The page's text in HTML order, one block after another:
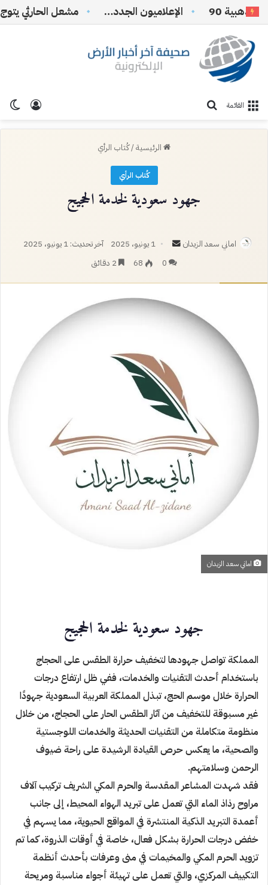
90 الإعلاميون الجدد…
تسجيل القائمة
الرئيسية/كُتاب الرأي
كُتاب الرأي
جهود سعودية لخدمة الحجيج
اماني سعد الزيدان
أرسل
بريدا
1 يونيو، 2025
آخر تحديث: 1 يونيو، 2025
0
68
اماني سعد الزيدان
جهود سعودية لخدمة الحجيج
المملكة تواصل جهودها لتخفيف حرارة الطقس على الحجاج
باستخدام أحدث التقنيات والخدمات، ففي ظل ارتفاع درجات
الحرارة خلال موسم الحج، تبذل المملكة العربية السعودية جهودًا
غير مسبوقة للتخفيف من آثار الطقس الحار على الحجاج، من خلال
منظومة متكاملة من التقنيات الحديثة والخدمات اللوجستية
والصحية، ما يعكس حرص القيادةالرشيدة على راحة ضيوف
الرحمن وسلامتهم.
فقد شهدت المشاعر المقدسة والحرم المكي الشريف تركيب آلاف
مراوح رذاذ الماء التي تعمل على تبريد الهواء المحيط، إلى جانب
أعمدة التبريد الذكية المنتشرة في المواقع الحيوية، مما يسهم في
خفض درجات الحرارة بشكل فعال، خاصة في أوقات الذروة، كما تم
تزويد الحرم المكي والمخيمات في منى وعرفات بأحدث أنظمة
التكييف المركزي، والتي تعمل علىتهيئة أجواء مناسبة ومريحة